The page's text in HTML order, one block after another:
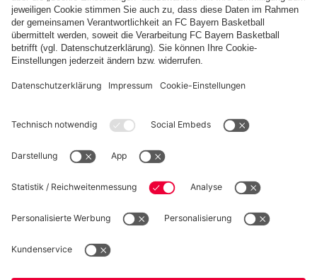
FC Bayern Store App
WIDERRUF
Datenschutz
Cookie Details
Preise inklusive MwSt. und zzgl. Versandkosten
Ja,Deutschland, um dorthin zu liefern!